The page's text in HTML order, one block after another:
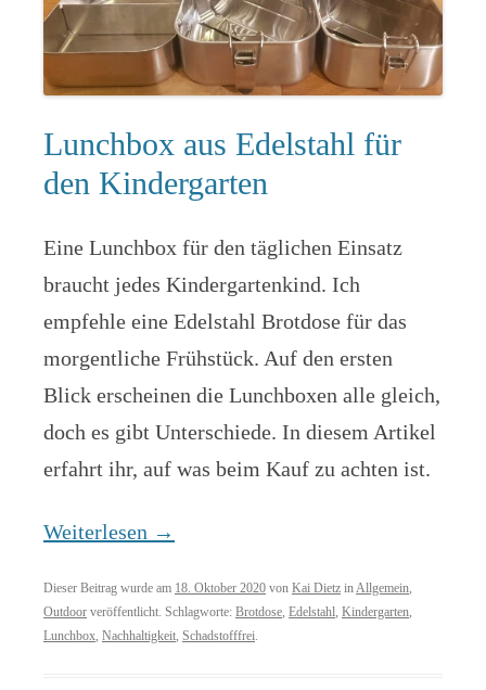
Lunchbox aus Edelstahl für
den Kindergarten
Eine Lunchbox für den täglichen Einsatz
braucht jedes Kindergartenkind. Ich
empfehle eine Edelstahl Brotdose für das
morgentliche Frühstück. Auf den ersten
Blick erscheinen die Lunchboxen alle gleich,
doch es gibt Unterschiede. In diesem Artikel
erfahrt ihr, auf was beim Kauf zu achten ist.
Weiterlesen →
Dieser Beitrag wurde am 18. Oktober 2020 von Kai Dietz inAllgemein,
Outdoor veröffentlicht. Schlagworte: Brotdose, Edelstahl, Kindergarten,
Lunchbox, Nachhaltigkeit, Schadstofffrei.